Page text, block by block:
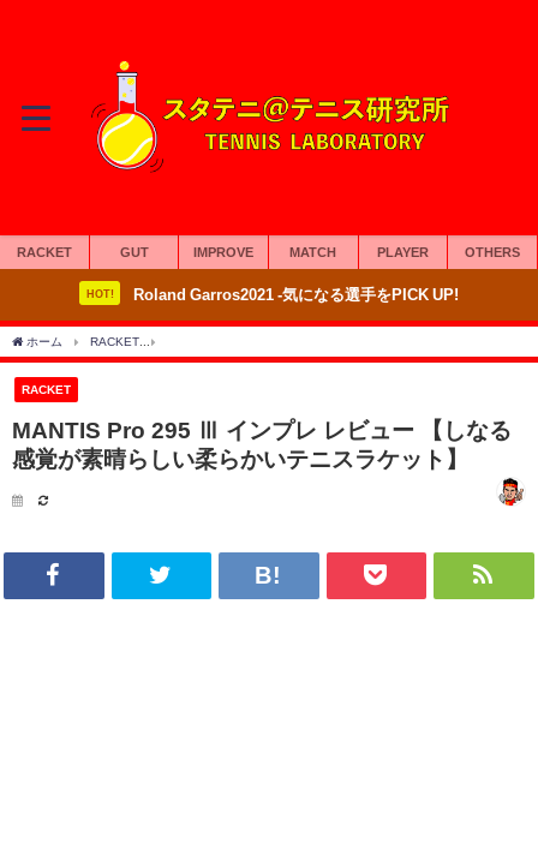
RACKET GUT IMPROVE MATCH PLAYER OTHERS
HOT! Roland Garros2021 -気になる選手をPICK UP!
ホーム RACKET
RACKET
MANTIS Pro 295 Ⅲ インプレ レビュー 【しなる
感覚が素晴らしい柔らかいテニスラケット】